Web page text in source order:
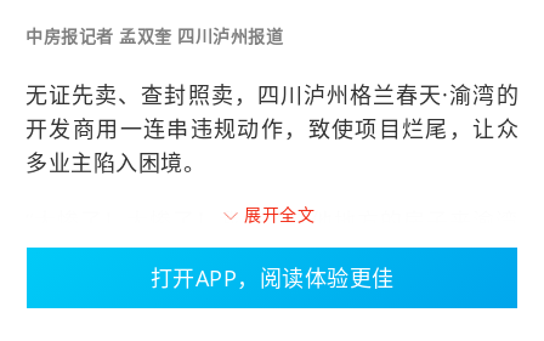
中房报记者 孟双奎 四川泸州报道
无证先卖、查封照卖，四川泸州格兰春天·渝湾的
开发商用一连串违规动作，致使项目烂尾，让众
多业主陷入困境。
“太惨了！太惨了！我卖了其他地方的房子来渝湾
买的，还动员亲戚也来买，我们一大家亲戚在这
认购了4套，没想到却落得如此结局，家里人一看
展开全文
打开APP，阅读体验更佳